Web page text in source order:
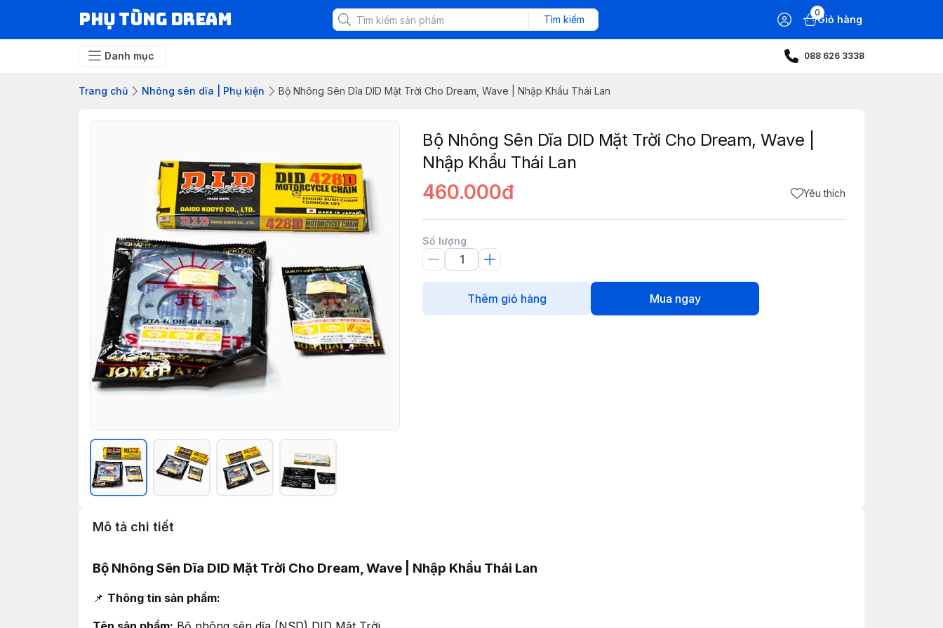
Phụ Tùng Dream Tìm kiếm
0
Giỏ hàng
Danh mục 088 626 3338
Trang chủ Nhông sên dĩa | Phụ kiện Bộ Nhông Sên Dĩa DID Mặt Trời Cho Dream, Wave | Nhập Khẩu Thái Lan
Bộ Nhông Sên Dĩa DID Mặt Trời Cho Dream, Wave |
Nhập Khẩu Thái Lan
460.000đ Yêu thích
Số lượng
Thêm giỏ hàng Mua ngay
Mô tả chi tiết
Bộ Nhông Sên Dĩa DID Mặt Trời Cho Dream, Wave | Nhập Khẩu Thái Lan
📌 Thông tin sản phẩm: